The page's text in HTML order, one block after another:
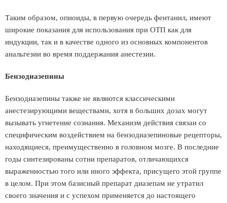
Таким образом, опиоиды, в первую очередь фентанил, имеют
широкие показания для использования при ОТП как для
индукции, так и в качестве одного из основных компонентов
анальгезии во время поддержания анестезии.
Бензодиазепины
Бензодиазепины также не являются классическими
анестезирующими веществами, хотя в больших дозах могут
вызывать угнетение сознания. Механизм действия связан со
специфическим воздействием на бензодиазепиновые рецепторы,
находящиеся, преимущественно в головном мозге. В последние
годы синтезированы сотни препаратов, отличающихся
выраженностью того или иного эффекта, присущего этой группе
в целом. При этом базисный препарат диазепам не утратил
своего значения и с успехом применяется до настоящего